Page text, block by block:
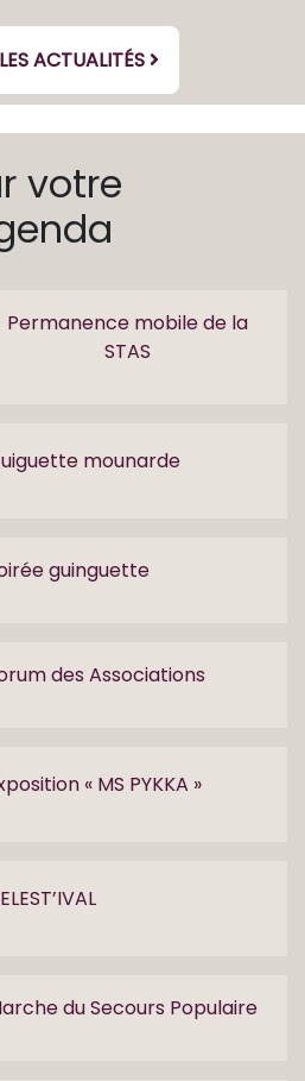
ACTUALITÉS
votre
Permanence mobile de la
STAS
mounarde
guinguette
des Associations
« MS PYKKA »
du Secours Populaire